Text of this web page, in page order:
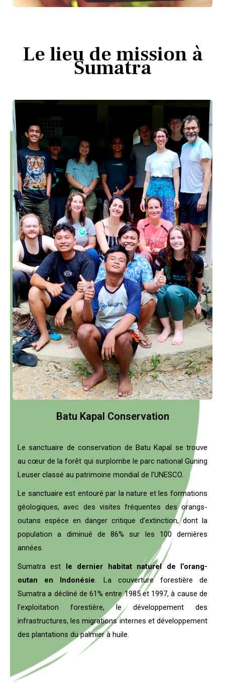
Le lieu de mission à
Sumatra
Batu Kapal Conservation
Le sanctuaire de conservation de Batu Kapal se trouve
au cœur de la forêt qui surplombe le parc national Guning
Leuser classé au patrimoine mondial de l’UNESCO.
Le sanctuaire est entouré par la nature et les formations
géologiques, avec des visites fréquentes des orangs-
outans espèce en danger critique d’extinction, dont la
populationa diminué de 86% sur les 100 dernières
années.
Sumatra est le dernier habitat naturel de l’orang-
outan en Indonésie. La couverture forestière de
Sumatra a décliné de 61% entre 1985 et 1997, à cause de
l’exploitation forestière, le développement des
infrastructures, les migrations internes et développement
des plantations du palmier à huile.